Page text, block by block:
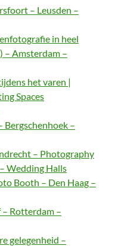
– Leusden –
in heel
– Amsterdam –
het varen |
Spaces
–
– Photography
Wedding Halls
Booth – Den Haag –
Rotterdam –
gelegenheid –